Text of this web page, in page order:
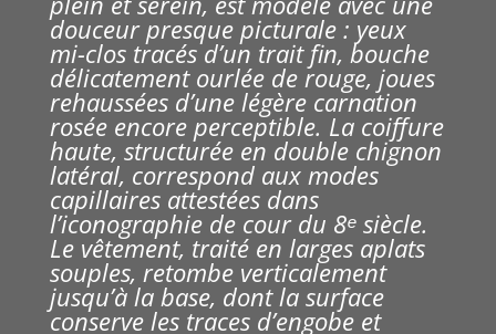
douceur presque picturale : yeux
mi-clos tracés d’un trait fin, bouche
délicatement ourlée de rouge, joues
rehaussées d’une légère carnation
rosée encore perceptible. La coiffure
haute, structurée en double chignon
latéral, correspond aux modes
capillaires attestées dans
l’iconographie de cour du 8ᵉ siècle.
Le vêtement, traité en larges aplats
souples, retombe verticalement
jusqu’à la base, dont la surface
conserve les traces d’engobe et